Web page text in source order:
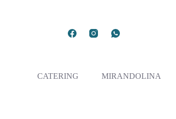
CATERING MIRANDOLINA